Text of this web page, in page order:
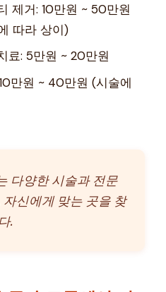
제거: 10만원 ~ 50만원
따라 상이)
료: 5만원 ~ 20만원
만원 ~ 40만원 (시술에
다양한 시술과 전문
신에게 맞는 곳을 찾
.